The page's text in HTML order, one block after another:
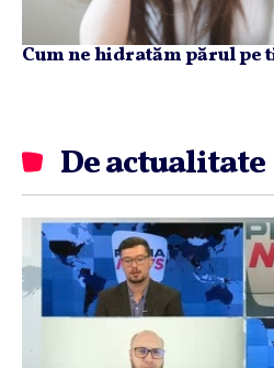
Cum ne hidratăm părul pe
De actualitate